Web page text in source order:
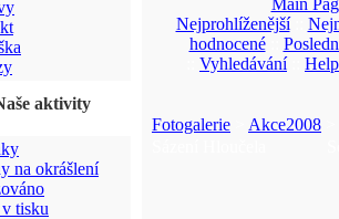
aktivity
na okrášlení
tisku
Main
Nejprohlíženější::
hodnocené::
Vyhledávání:: Help
Fotogalerie Akce2008